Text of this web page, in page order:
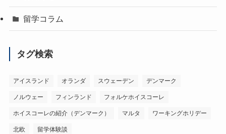
留学コラム
タグ検索
アイスランド オランダ スウェーデン デンマーク
ノルウェー フィンランド フォルケホイスコーレ
ホイスコーレの紹介（デンマーク） マルタ ワーキングホリデー
北欧 留学体験談